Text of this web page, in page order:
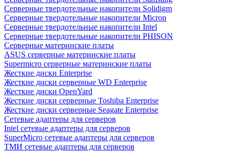
Cерверные твердотельные накопители Solidigm
Cерверные твердотельные накопители Micron
Cерверные твердотельные накопители Intel
Cерверные твердотельные накопители PHISON
Серверные материнские платы
ASUS серверные материнские платы
Supermicro серверные материнские платы
Жесткие диски Enterprise
Жесткие диски серверные WD Enterprise
Жесткие диски OpenYard
Жесткие диски серверные Toshiba Enterprise
Жесткие диски серверные Seagate Enterprise
Сетевые адаптеры для серверов
Intel сетевые адаптеры для серверов
SuperMicro сетевые адаптеры для серверов
ТМИ сетевые адаптеры для серверов